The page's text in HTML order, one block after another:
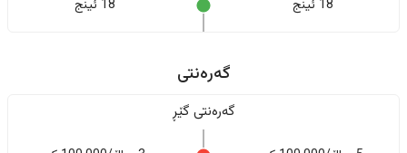
18 ئینج 18 ئینج
گەرەنتی
گەرەنتی گێڕ